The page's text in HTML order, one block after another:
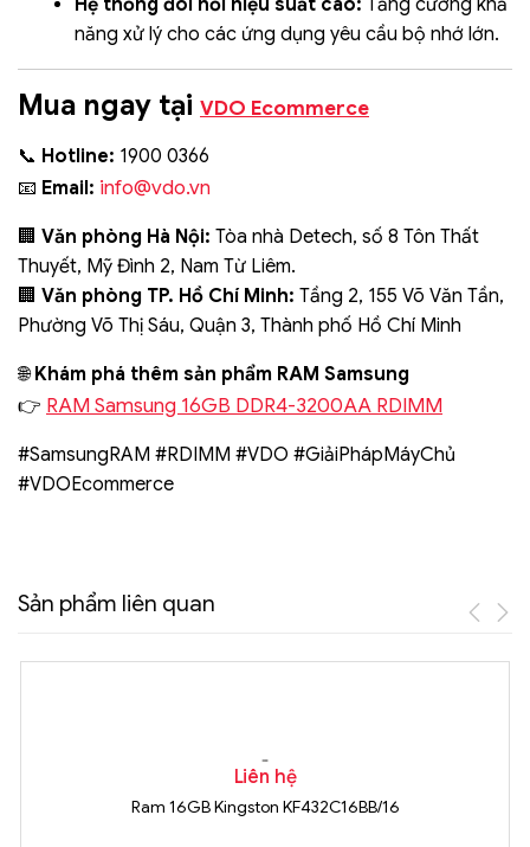
Hệ thống đòi hỏi hiệu suất cao: Tăng cường khả
năng xử lý cho các ứng dụng yêu cầu bộ nhớ lớn.
Mua ngay tại VDO Ecommerce
📞 Hotline: 1900 0366
📧 Email: info@vdo.vn
🏢 Văn phòng Hà Nội: Tòa nhà Detech, số 8 Tôn Thất
Thuyết, Mỹ Đình 2, Nam Từ Liêm.
🏢 Văn phòng TP. Hồ Chí Minh: Tầng 2, 155 Võ Văn Tần,
Phường Võ Thị Sáu, Quận 3, Thành phố Hồ Chí Minh
🌐Khám phá thêm sản phẩm RAM Samsung
👉 RAM Samsung 16GB DDR4-3200AA RDIMM
#SamsungRAM #RDIMM #VDO #GiảiPhápMáyChủ
#VDOEcommerce
Sản phẩm liên quan
Liên hệ
Ram 16GB Kingston KF432C16BB/16